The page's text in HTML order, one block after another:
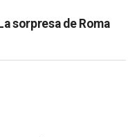
sorpresa de Roma